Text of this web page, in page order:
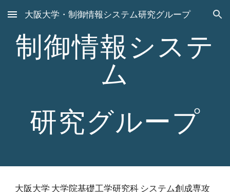
Skip to main content Skip to navigation
大阪大学・制御情報システム研究グループ
制御情報システ
ム
研究グループ
大阪大学 大学院基礎工学研究科 システム創成専攻